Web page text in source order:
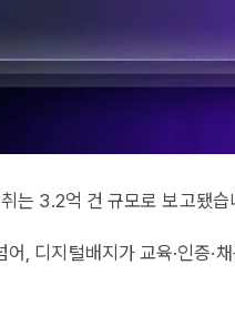
는 3.2억 건 규모로 보고됐습
어, 디지털배지가 교육·인증